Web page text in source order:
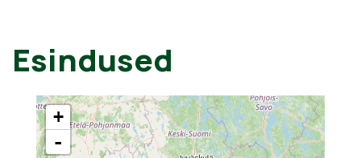
Esindused
+
-